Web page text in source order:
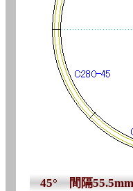
45° 間隔